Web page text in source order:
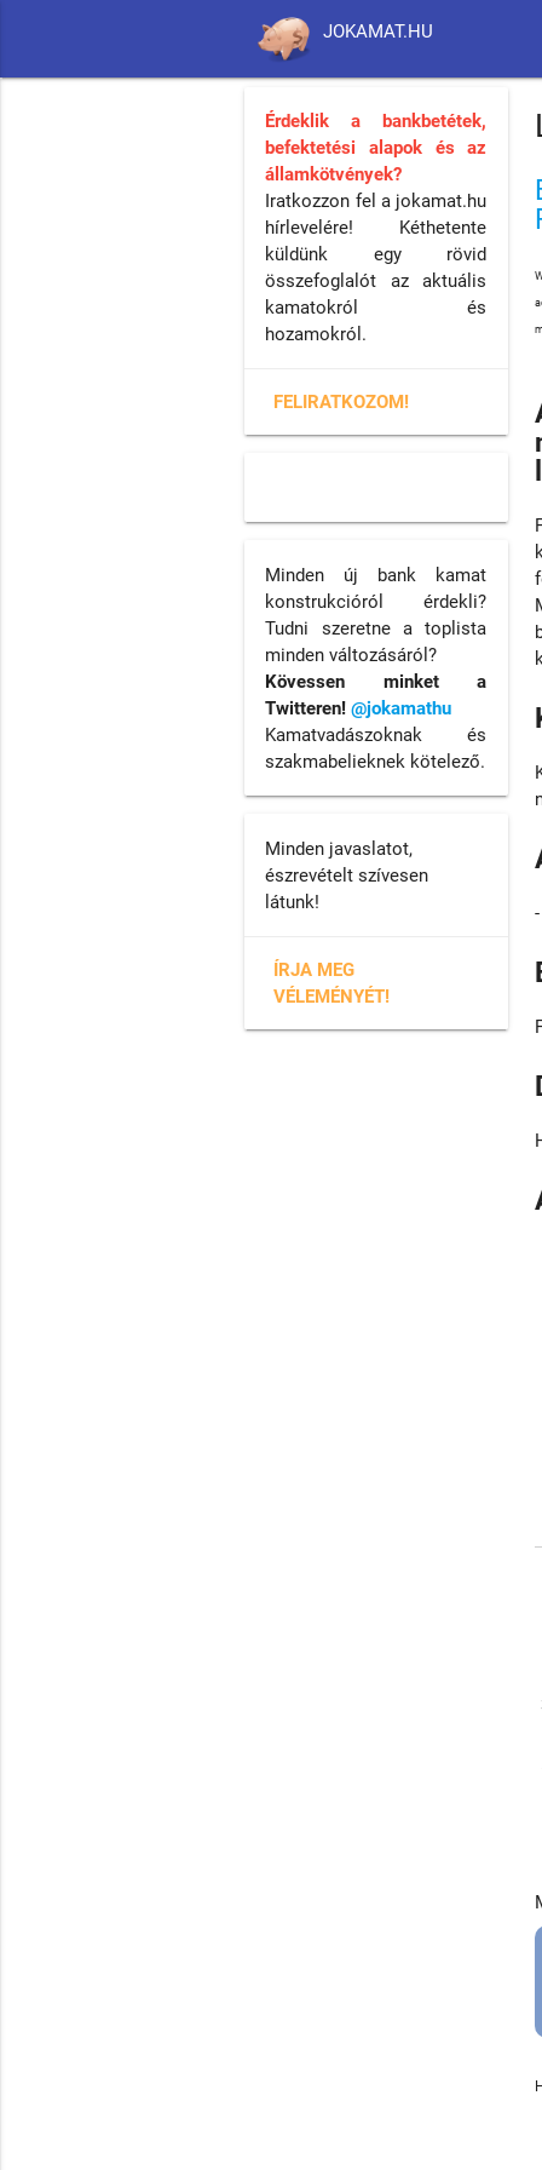
JOKAMAT.HU
-
Érdeklik a bankbetétek,
befektetési alapok és az
államkötvények?
Iratkozzon fel a jokamat.hu
hírlevelére! Kéthetente
küldünk egy rövid
összefoglalót az aktuális
kamatokról és
hozamokról.
FELIRATKOZOM!
Minden új bank kamat
konstrukcióról érdekli?
Tudni szeretne a toplista
minden változásáról?
Kövessen minket a
Twitteren!@jokamathu
Kamatvadászoknak és
szakmabelieknek kötelező.
Minden javaslatot,
észrevételt szívesen
látunk!
ÍRJA MEG
VÉLEMÉNYÉT!